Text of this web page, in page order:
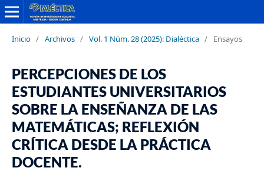
Inicio / Archivos / Vol. 1 Núm. 28 (2025): Dialéctica / Ensayos
PERCEPCIONES DE LOS
ESTUDIANTES UNIVERSITARIOS
SOBRE LA ENSEÑANZA DE LAS
MATEMÁTICAS; REFLEXIÓN
CRÍTICA DESDE LA PRÁCTICA
DOCENTE.